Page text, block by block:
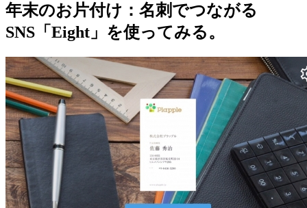
年末のお片付け：名刺でつながる
SNS「Eight」を使ってみる。